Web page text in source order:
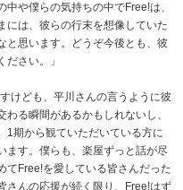
や僕らの気持ちの中でFree!は、
には、彼らの行末を想像していた
と思います。どうぞ今後とも、彼
さい。」
けども、平川さんの言うように彼
る瞬間があるかもしれないし、
1期から観ていただいている方に
ます。僕らも、楽屋ずっと話が尽
Free!を愛している皆さんだった
さんの応援が続く限り、Free!はず